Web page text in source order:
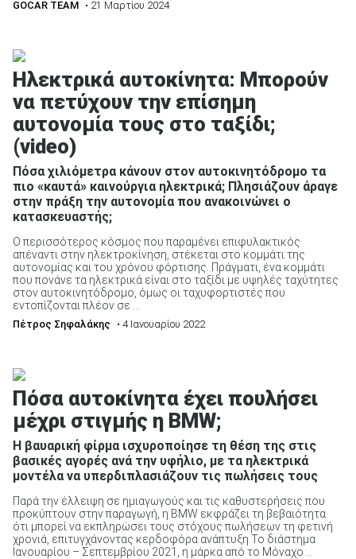
GOCAR TEAM • 21 Μαρτίου 2024
Ηλεκτρικά αυτοκίνητα: Μπορούν
να πετύχουν την επίσημη
αυτονομία τους στο ταξίδι;
(video)
Πόσα χιλιόμετρα κάνουν στον αυτοκινητόδρομο τα
πιο «καυτά» καινούργια ηλεκτρικά; Πλησιάζουν άραγε
στην πράξη την αυτονομία που ανακοινώνει ο
κατασκευαστής;
Ο περισσότερος κόσμος που παραμένει επιφυλακτικός
απέναντι στην ηλεκτροκίνηση, στέκεται στο κομμάτι της
αυτονομίας και του χρόνου φόρτισης. Πράγματι, ένα κομμάτι
που πονάνε τα ηλεκτρικά είναι στο ταξίδι με υψηλές ταχύτητες
στον αυτοκινητόδρομο, όμως οι ταχυφορτιστές που
εντοπίζονται πλέον σε ...
Πέτρος Σηφαλάκης • 4 Ιανουαρίου 2022
Πόσα αυτοκίνητα έχει πουλήσει
μέχρι στιγμής η BMW;
Η βαυαρική φίρμα ισχυροποίησε τη θέση της στις
βασικές αγορές ανά την υφήλιο, με τα ηλεκτρικά
μοντέλα να υπερδιπλασιάζουν τις πωλήσεις τους
Παρά την έλλειψη σε ημιαγωγούς και τις καθυστερήσεις που
προκύπτουν στην παραγωγή, η BMW εκφράζει τη βεβαιότητα
ότι μπορεί να εκπληρώσει τους στόχους πωλήσεων τη φετινή
χρονιά, επιτυγχάνοντας κερδοφόρα ανάπτυξη.Το διάστημα
Ιανουαρίου – Σεπτεμβρίου 2021, η μάρκα από το Μόναχο ...